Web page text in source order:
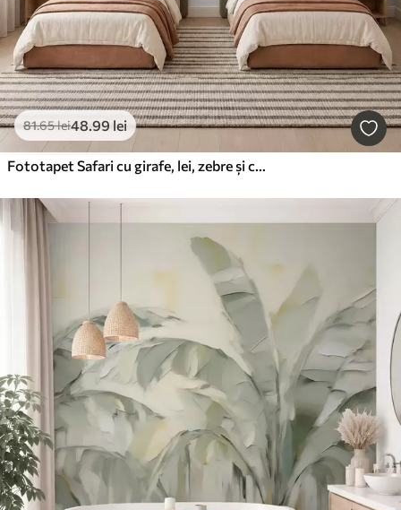
81.65lei48.99 lei
Fototapet Safari cu girafe, lei, zebre și copaci tropicali